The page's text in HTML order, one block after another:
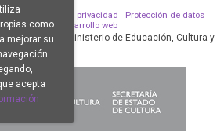
legal Política de privacidad
Protección de datos
de Cookies
Desarrollo web
por el Ministerio de Educación, Cultura y
como
mejorar su
acepta